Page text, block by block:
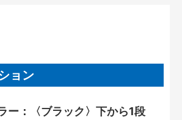
ョン
ー：〈ブラック〉下から1段